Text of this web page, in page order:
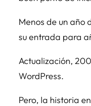
Menos de un año
su entrada para
Actualización,
WordPress.
Pero, la historia